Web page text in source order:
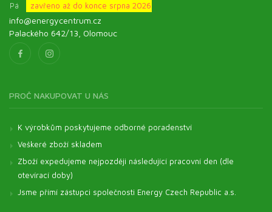
Pá
zavřeno až do konce srpna 2026
info@energycentrum.cz
Palackého 642/13, Olomouc
PROČ NAKUPOVAT U NÁS
K výrobkům poskytujeme odborné poradenství
Veškeré zboží skladem
Zboží expedujeme nejpozději následující pracovní den (dle
otevírací doby)
Jsme přímí zástupci společnosti Energy Czech Republic a.s.